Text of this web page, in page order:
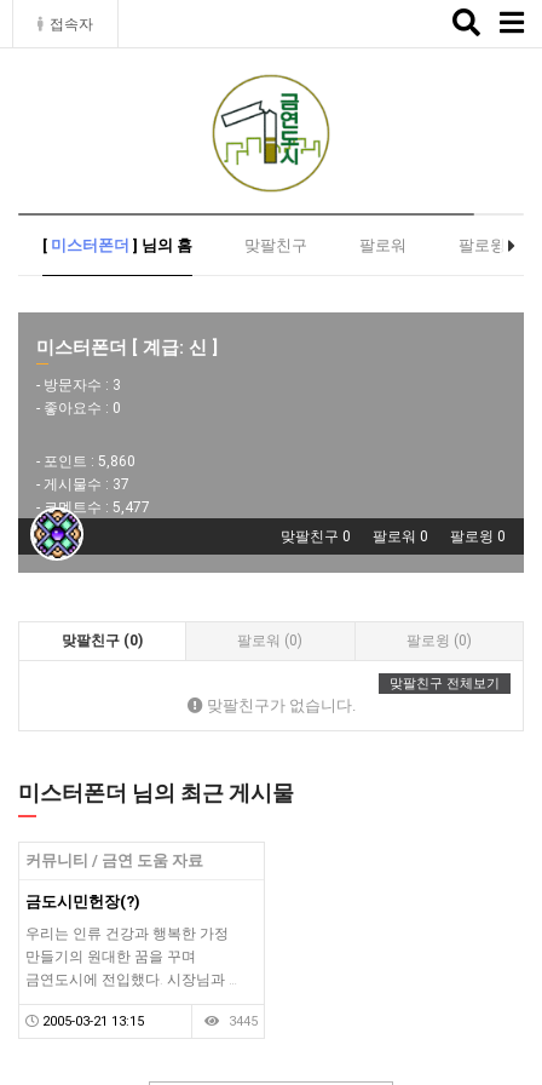
접속자
Toggle
[ 미스터폰더 ] 님의 홈 맞팔친구 팔로워 팔로윙
미스터폰더 [ 계급: 신 ]
- 방문자수 : 3
- 좋아요수 : 0
- 포인트 : 5,860
- 게시물수 : 37
- 코멘트수 : 5,477
맞팔친구 0
팔로워 0 팔로윙 0
맞팔친구 (0) 팔로워 (0) 팔로윙 (0)
맞팔친구 전체보기
맞팔친구가 없습니다.
미스터폰더 님의 최근 게시물
커뮤니티 / 금연 도움 자료
금도시민헌장(?)
우리는 인류 건강과 행복한 가정
만들기의 원대한 꿈을 꾸며
금연도시에 전입했다. 시장님과 …
2005-03-21 13:15 3445